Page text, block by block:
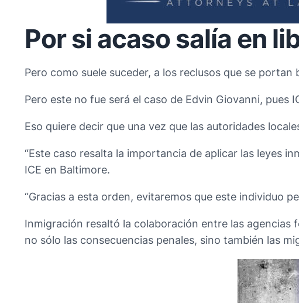
Por si acaso salía en
Pero como suele suceder, a los reclusos que se
Pero este no fue será el caso de Edvin Giovanni,
Eso quiere decir que una vez que las autoridades
“Este caso resalta la importancia de aplicar las leyes
ICE en Baltimore.
“Gracias a esta orden, evitaremos que este individuo
Inmigración resaltó la colaboración entre las
no sólo las consecuencias penales, sino también las